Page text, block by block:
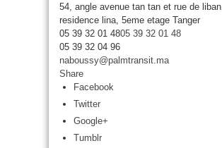
54, angle avenue tan tan et rue de liban,
residence lina, 5eme etage Tanger
05 39 32 01 4805 39 32 01 48
05 39 32 04 96
naboussy@palmtransit.ma
Share
Facebook
Twitter
Google+
Tumblr